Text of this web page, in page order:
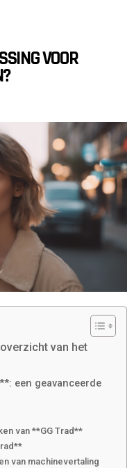
VOOR
van het
een geavanceerde
van **GG Trad**
van machinevertaling